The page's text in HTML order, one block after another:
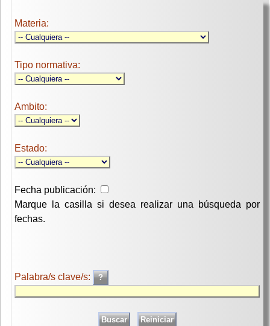
Materia:
Tipo normativa:
Ambito:
Estado:
Fecha publicación:
Marque la casilla si desea realizar una búsqueda por
fechas.
Palabra/s clave/s: